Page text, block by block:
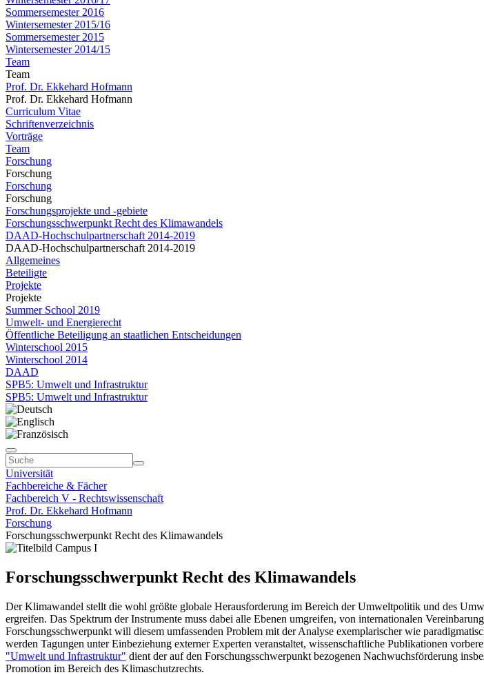
Sommersemester 2016
Wintersemester 2015/16
Sommersemester 2015
Wintersemester 2014/15
Team
Team
Prof. Dr. Ekkehard Hofmann
Prof. Dr. Ekkehard Hofmann
Curriculum Vitae
Schriftenverzeichnis
Vorträge
Team
Forschung
Forschung
Forschung
Forschung
Forschungsprojekte und -gebiete
Forschungsschwerpunkt Recht des Klimawandels
DAAD-Hochschulpartnerschaft 2014-2019
DAAD-Hochschulpartnerschaft 2014-2019
Allgemeines
Beteiligte
Projekte
Projekte
Summer School 2019
Umwelt- und Energierecht
Öffentliche Beteiligung an staatlichen Entscheidungen
Winterschool 2015
Winterschool 2014
DAAD
SPB5: Umwelt und Infrastruktur
SPB5: Umwelt und Infrastruktur
Universität
Fachbereiche & Fächer
Fachbereich V - Rechtswissenschaft
Prof. Dr. Ekkehard Hofmann
Forschung
Forschungsschwerpunkt Recht des Klimawandels
Forschungsschwerpunkt Recht des Klimawandels
Der Klimawandel stellt die wohl größte globale Herausforderung im Bereich der Umweltpolitik und des
ergreifen. Das Spektrum der Instrumente muss dabei alle Ebenen umgreifen, von internationalen
Forschungsschwerpunkt will diesem umfassenden Problem mit der Analyse exemplarischer wie
werden Tagungen unter Einbeziehung externer Experten veranstaltet, wissenschaftliche Publikationen
"Umwelt und Infrastruktur" dient der auf den Forschungsschwerpunkt bezogenen Nachwuchsförderung
Promotion im Bereich des Klimaschutzrechts.